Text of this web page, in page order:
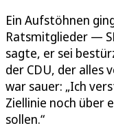
Ein Aufstöhnen
Ratsmitglieder —
sagte, er sei
der CDU, der alles
war sauer: „Ich
Ziellinie noch über
sollen.“